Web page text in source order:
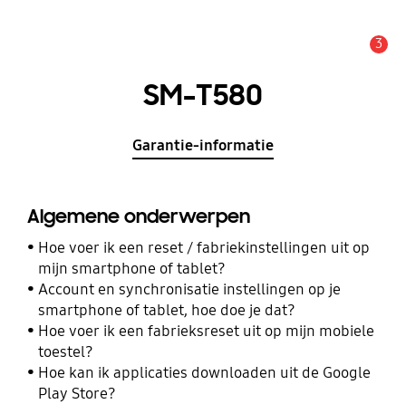
3
SM-T580
Garantie-informatie
Algemene onderwerpen
Hoe voer ik een reset / fabriekinstellingen uit op
mijn smartphone of tablet?
Account en synchronisatie instellingen op je
smartphone of tablet, hoe doe je dat?
Hoe voer ik een fabrieksreset uit op mijn mobiele
toestel?
Hoe kan ik applicaties downloaden uit de Google
Play Store?